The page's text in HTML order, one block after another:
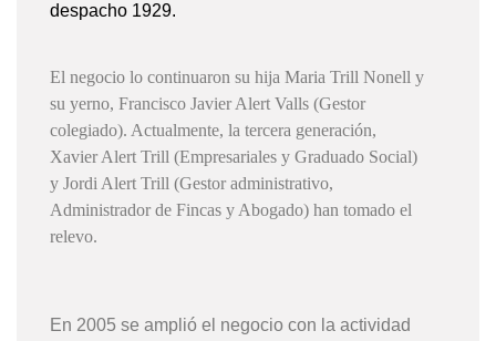
despacho 1929.
El negocio lo continuaron su hija Maria Trill Nonell y
su yerno, Francisco Javier Alert Valls (Gestor
colegiado). Actualmente, la tercera generación,
Xavier Alert Trill (Empresariales y Graduado Social)
y Jordi Alert Trill (Gestor administrativo,
Administrador de Fincas y Abogado) han tomado el
relevo.
En 2005 se amplió el negocio con la actividad